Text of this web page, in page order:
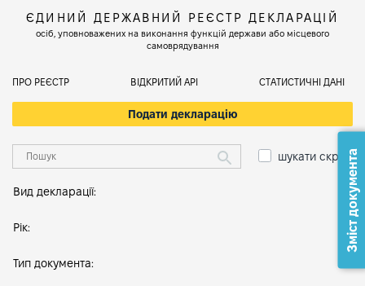
ЄДИНИЙ ДЕРЖАВНИЙ РЕЄСТР ДЕКЛАРАЦІЙ
осіб, уповноважених на виконання функцій держави або місцевого
самоврядування
ПРО РЕЄСТР ВІДКРИТИЙ АРІ СТАТИСТИЧНІ ДАНІ
Подати декларацію
шукати скрізь
Вид декларації:
Рік:
Тип документа:
Зміст документа